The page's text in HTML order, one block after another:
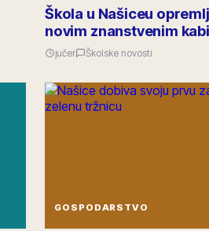
Škola u Našiceu
novim znanstvenim
jučer Školske novosti
GOSPODARSTVO